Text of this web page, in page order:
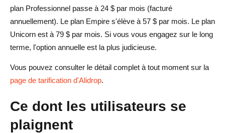
plan Professionnel passe à 24 $ par mois (facturé
annuellement). Le plan Empire s'élève à 57 $ par mois. Le plan
Unicorn est à 79 $ par mois. Si vous vous engagez sur le long
terme, l'option annuelle est la plus judicieuse.
Vous pouvez consulter le détail complet à tout moment sur la
page de tarification d'Alidrop.
Ce dont les utilisateurs se
plaignent